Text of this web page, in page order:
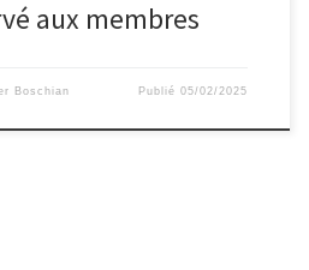
aux membres
Boschian Publié05/02/2025